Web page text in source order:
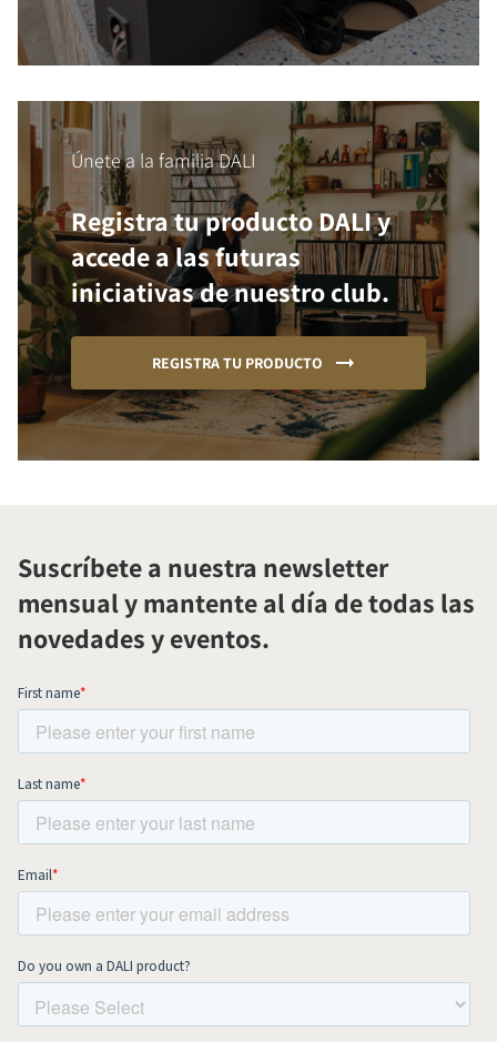
Únete a la familia DALI
Registra tu producto DALI y
accede a las futuras
iniciativas de nuestro club.
REGISTRA TU PRODUCTO
Suscríbete a nuestra newsletter
mensual y mantente al día de todas las
novedades y eventos.